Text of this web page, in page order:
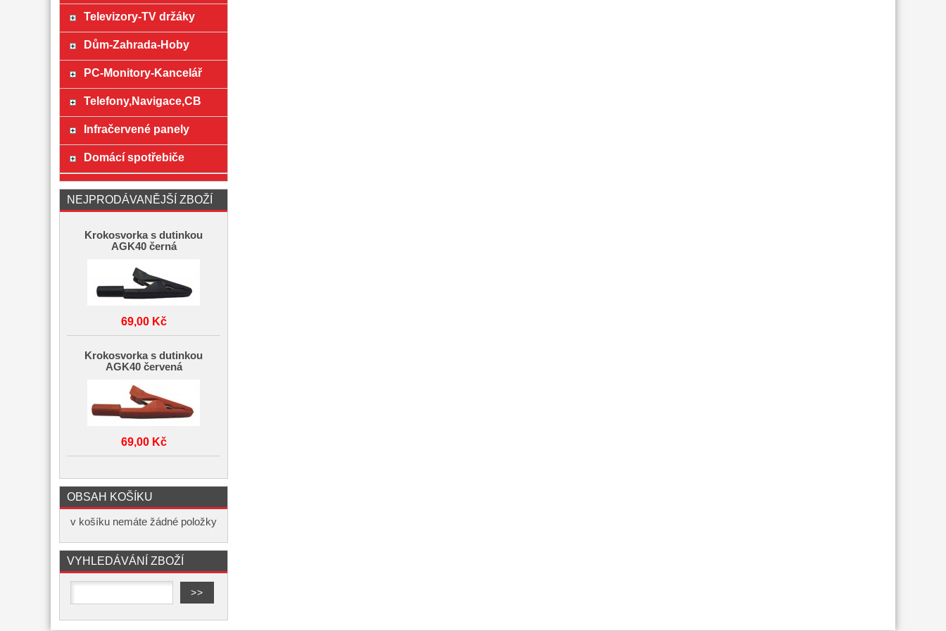
Televizory-TV držáky
Dům-Zahrada-Hoby
PC-Monitory-Kancelář
Telefony,Navigace,CB
Infračervené panely
Domácí spotřebiče
NEJPRODÁVANĚJŠÍ ZBOŽÍ
Krokosvorka s dutinkou
AGK40 černá
69,00 Kč
Krokosvorka s dutinkou
AGK40 červená
69,00 Kč
OBSAH KOŠÍKU
v košíku nemáte žádné položky
VYHLEDÁVÁNÍ ZBOŽÍ